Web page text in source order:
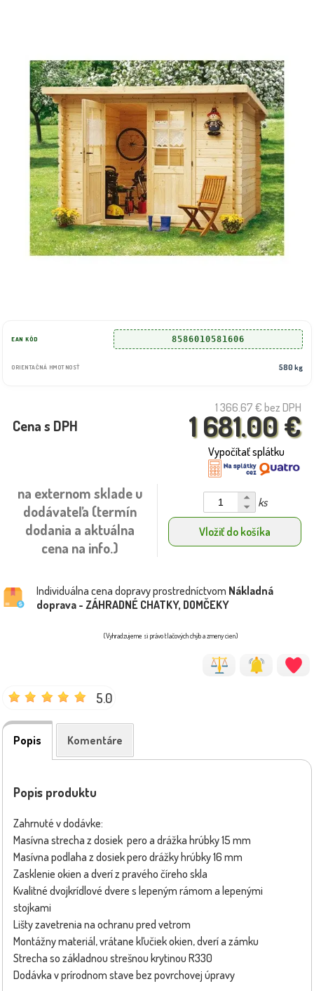
EAN KÓD 8586010581606
ORIENTAČNÁ HMOTNOSŤ 580 kg
1 366.67 € bez DPH
1 681.00 €
Cena s DPH
Vypočítať splátku
na externom sklade u
dodávateľa (termín
dodania a aktuálna
cena na info.)
ks
Vložiť do košíka
Individuálna cena dopravy prostredníctvom Nákladná
doprava - ZÁHRADNÉ CHATKY, DOMČEKY
(Vyhradzujeme si právo tlačových chýb a zmeny cien)
5.0
Popis Komentáre
Popis produktu
Zahrnuté v dodávke:
Masívna strecha z dosiek pero a drážka hrúbky 15 mm
Masívna podlaha z dosiek pero drážky hrúbky 16 mm
Zasklenie okien a dverí z pravého číreho skla
Kvalitné dvojkrídlové dvere s lepeným rámom a lepenými
stojkami
Lišty zavetrenia na ochranu pred vetrom
Montážny materiál, vrátane kľučiek okien, dverí a zámku
Strecha so základnou strešnou krytinou R330
Dodávka v prírodnom stave bez povrchovej úpravy